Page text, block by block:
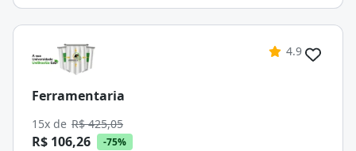
4.9
Ferramentaria
15x de R$ 425,05
R$ 106,26 -75%